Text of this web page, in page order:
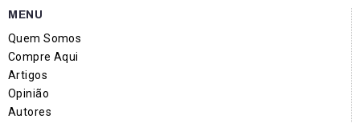
MENU
Quem Somos
Compre Aqui
Artigos
Opinião
Autores